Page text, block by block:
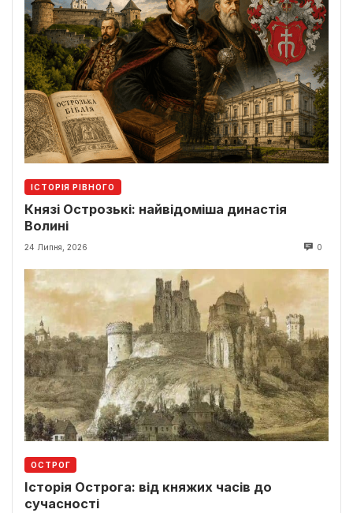
ІСТОРІЯ РІВНОГО
Князі Острозькі: найвідоміша династія
Волині
24 Липня, 2026 0
ОСТРОГ
Історія Острога: від княжих часів до
сучасності